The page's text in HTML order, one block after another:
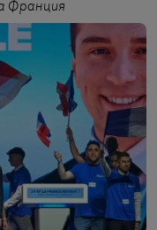
Франция